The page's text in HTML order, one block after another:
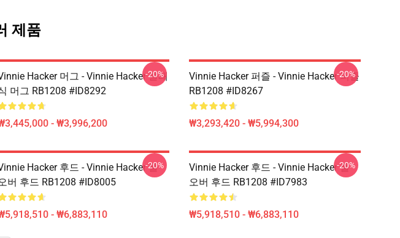
제품
Hacker 머그 - Vinnie Hacker 클래
머그 RB1208 #ID8292
- ₩3,996,200
-20%
Vinnie Hacker 퍼즐 - Vinnie Hacker 퍼즐
RB1208 #ID8267
₩3,293,420 - ₩5,994,300
-20%
Hacker 후드 - Vinnie Hacker 풀
버 후드 RB1208 #ID8005
- ₩6,883,110
-20%
Vinnie Hacker 후드 - Vinnie Hacker 풀
오버 후드 RB1208 #ID7983
₩5,918,510 - ₩6,883,110
-20%